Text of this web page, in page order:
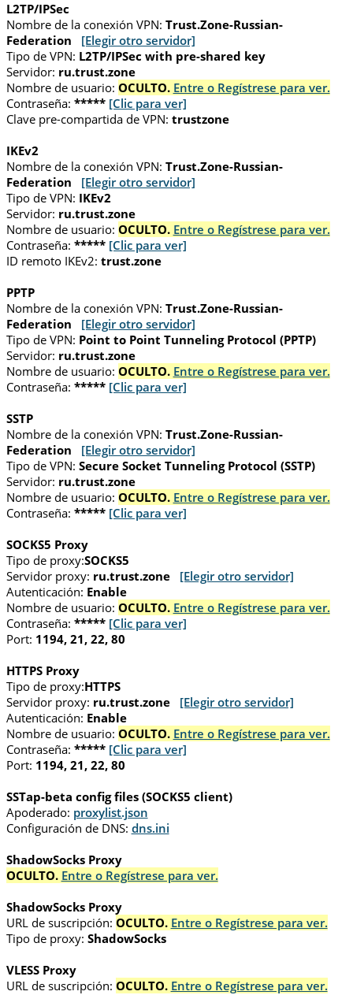
L2TP/IPSec
Nombre de la conexión VPN: Trust.Zone-Russian-
Federation
[Elegir otro servidor]
Tipo de VPN: L2TP/IPSec with pre-shared key
Servidor: ru.trust.zone
Nombre de usuario: OCULTO. Entre o Regístrese para ver.
Contraseña: ***** [Clic para ver]
Clave pre-compartida de VPN: trustzone
IKEv2
Nombre de la conexión VPN: Trust.Zone-Russian-
Federation
[Elegir otro servidor]
Tipo de VPN: IKEv2
Servidor: ru.trust.zone
Nombre de usuario: OCULTO. Entre o Regístrese para ver.
Contraseña: ***** [Clic para ver]
ID remoto IKEv2: trust.zone
PPTP
Nombre de la conexión VPN: Trust.Zone-Russian-
Federation
[Elegir otro servidor]
Tipo de VPN: Point to Point Tunneling Protocol (PPTP)
Servidor: ru.trust.zone
Nombre de usuario: OCULTO. Entre o Regístrese para ver.
Contraseña: ***** [Clic para ver]
SSTP
Nombre de la conexión VPN: Trust.Zone-Russian-
Federation
[Elegir otro servidor]
Tipo de VPN: Secure Socket Tunneling Protocol (SSTP)
Servidor: ru.trust.zone
Nombre de usuario: OCULTO. Entre o Regístrese para ver.
Contraseña: ***** [Clic para ver]
SOCKS5 Proxy
Tipo de proxy:SOCKS5
Servidor proxy: ru.trust.zone
[Elegir otro servidor]
Autenticación: Enable
Nombre de usuario: OCULTO. Entre o Regístrese para ver.
Contraseña: ***** [Clic para ver]
Port: 1194, 21, 22, 80
HTTPS Proxy
Tipo de proxy:HTTPS
Servidor proxy: ru.trust.zone
[Elegir otro servidor]
Autenticación: Enable
Nombre de usuario: OCULTO. Entre o Regístrese para ver.
Contraseña: ***** [Clic para ver]
Port: 1194, 21, 22, 80
SSTap-beta config files (SOCKS5 client)
Apoderado: proxylist.json
Configuración de DNS: dns.ini
ShadowSocks Proxy
OCULTO. Entre o Regístrese para ver.
ShadowSocks Proxy
URL de suscripción: OCULTO. Entre o Regístrese para ver.
Tipo de proxy: ShadowSocks
VLESS Proxy
URL de suscripción: OCULTO. Entre o Regístrese para ver.